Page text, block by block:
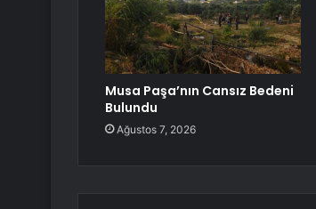
Musa Paşa’nın Cansız Bedeni
Bulundu
Ağustos 7, 2026